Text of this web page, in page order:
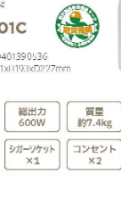
(送料別・税込)